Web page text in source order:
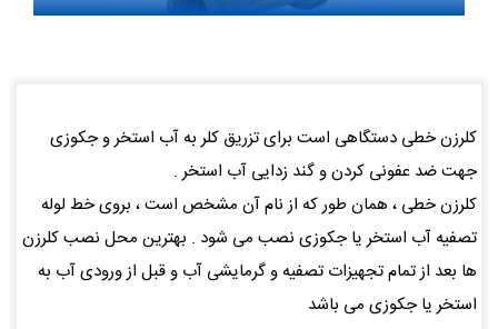
کلرزن خطی دستگاهی است برای تزریق کلر به آب استخر و جکوزی
جهت ضد عفونی کردن و گند زدایی آب استخر .
کلرزن خطی ، همان طور که از نام آن مشخص است ، بروی خط لوله
تصفیه آب استخر یا جکوزی نصب می شود . بهترین محل نصب کلرزن
ها بعد از تمام تجهیزات تصفیه و گرمایشی آب و قبل از ورودی آب به
استخر یا جکوزی می باشد